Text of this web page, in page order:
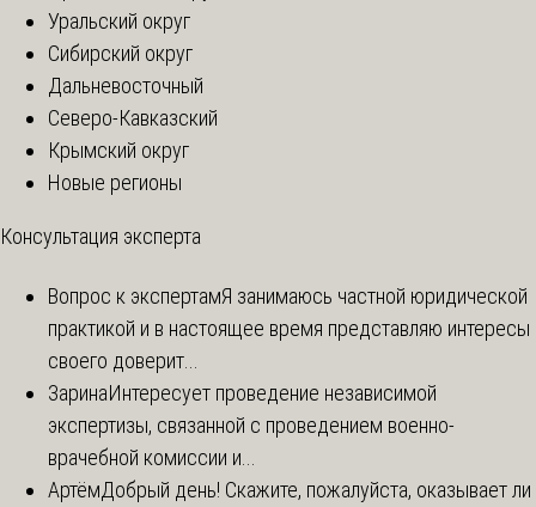
Уральский округ
Сибирский округ
Дальневосточный
Северо-Кавказский
Крымский округ
Новые регионы
Консультация эксперта
Вопрос к экспертамЯ занимаюсь частной юридической
практикой и в настоящее время представляю интересы
своего доверит...
ЗаринаИнтересует проведение независимой
экспертизы, связанной с проведением военно-
врачебной комиссии и...
АртёмДобрый день! Скажите, пожалуйста, оказывает ли